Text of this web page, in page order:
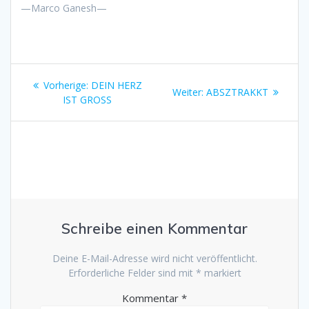
—Marco Ganesh—
Beitragsnavigation
Vorherige: Vorheriger
Beitrag:
DEIN HERZ
IST GROSS
Weiter: Nächster
ABSZTRAKKT
Schreibe einen Kommentar
Deine E-Mail-Adresse wird nicht veröffentlicht.
Erforderliche Felder sind mit * markiert
Kommentar *